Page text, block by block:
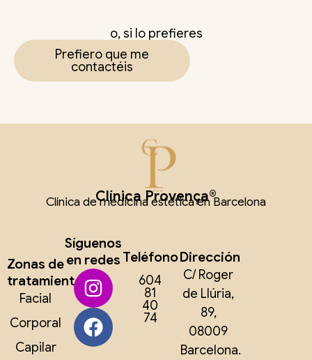
o, si lo prefieres
Prefiero que me
contactéis
Clínica Provença®
Clínica de medicina estética en Barcelona
Zonas de
tratamiento
Facial
Corporal
Capilar
Síguenos
en redes Teléfono
604
81
40
74
Dirección
C/ Roger
de Llúria,
89,
08009
Barcelona.